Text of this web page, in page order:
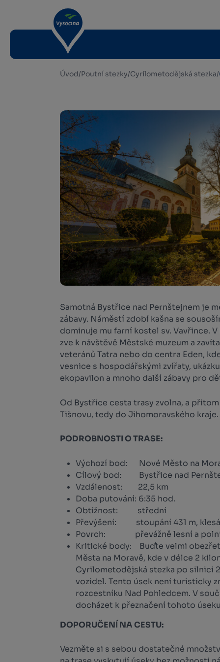
Úvod/Poutní stezky/Cyrilometodějská stezka/
Samotná Bystřice nad Pernštejnem je
zábavy. Náměstí zdobí kašna se
dominuje mu farní kostel sv. Vavřince.
zve k návštěvě Městské muzeum a
veteránů Tatra nebo do centra Eden,
vesnice s hospodářskými zvířaty,
ekopavilon a mnoho další zábavy pro
Od Bystřice cesta trasy zvolna, a
Tišnovu, tedy do Jihomoravského kraje.
PODROBNOSTI O TRASE:
Výchozí bod: Nové Město na
Cílový bod: Bystřice nad
Vzdálenost: 22,5 km
Doba putování: 6:35 hod.
Obtížnost: střední
Převýšení: stoupání 431 m,
Povrch: převážně lesní a polní
Kritické body: Buďte velmi
Města na Moravě, kde v délce 2
Cyrilometodějská stezka po silnici
vozidel. Tento úsek není turisticky
rozcestníku Nad Pohledcem. V
docházet k přeznačení tohoto
DOPORUČENÍ NA CESTU:
Vezměte si s sebou dostatečné